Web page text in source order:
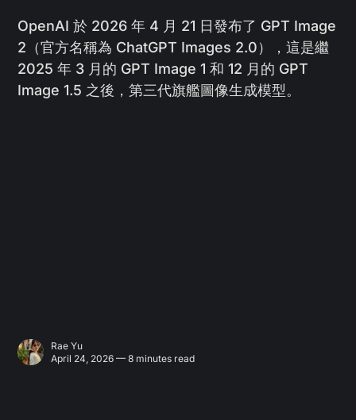
OpenAI 於 2026 年 4 月 21 日發布了 GPT Image
2（官方名稱為 ChatGPT Images 2.0），這是繼
2025 年 3 月的 GPT Image 1 和 12 月的 GPT
Image 1.5 之後，第三代旗艦圖像生成模型。
Rae Yu
April 24, 2026 — 8 minutes read